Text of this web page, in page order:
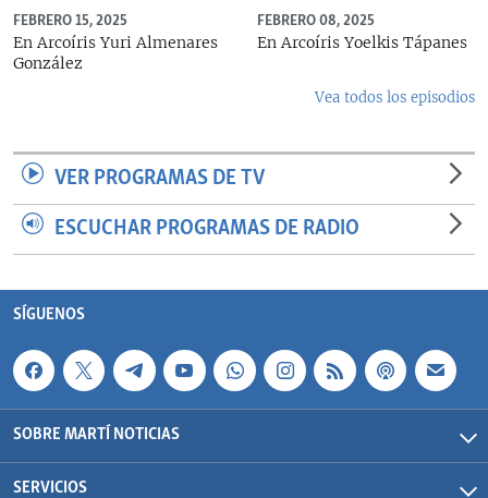
FEBRERO 15, 2025
En Arcoíris Yuri Almenares
González
FEBRERO 08, 2025
En Arcoíris Yoelkis Tápanes
Vea todos los episodios
VER PROGRAMAS DE TV
ESCUCHAR PROGRAMAS DE RADIO
SÍGUENOS
SOBRE MARTÍ NOTICIAS
SERVICIOS